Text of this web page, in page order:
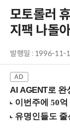
모토롤러
지팩 나돌
발행일 : 1996-11-
AI AGENT로 완